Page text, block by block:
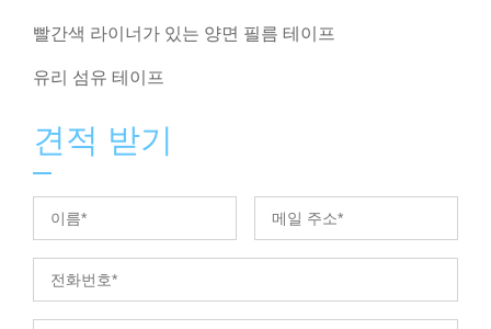
빨간색 라이너가 있는 양면 필름 테이프
유리 섬유 테이프
견적 받기